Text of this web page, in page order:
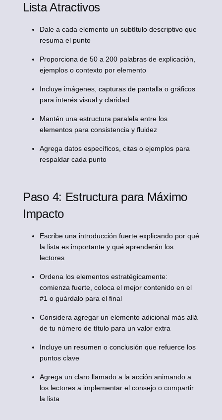
Lista Atractivos
Dale a cada elemento un subtítulo descriptivo que
resuma el punto
Proporciona de 50 a 200 palabras de explicación,
ejemplos o contexto por elemento
Incluye imágenes, capturas de pantalla o gráficos
para interés visual y claridad
Mantén una estructura paralela entre los
elementos para consistencia y fluidez
Agrega datos específicos, citas o ejemplos para
respaldar cada punto
Paso 4: Estructura para Máximo
Impacto
Escribe una introducción fuerte explicando por qué
la lista es importante y qué aprenderán los
lectores
Ordena los elementos estratégicamente:
comienza fuerte, coloca el mejor contenido en el
#1 o guárdalo para el final
Considera agregar un elemento adicional más allá
de tu número de título para un valor extra
Incluye un resumen o conclusión que refuerce los
puntos clave
Agrega un claro llamado a la acción animando a
los lectores a implementar el consejo o compartir
la lista